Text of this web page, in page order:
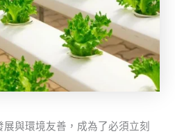
與環境友善，成為了必須立刻